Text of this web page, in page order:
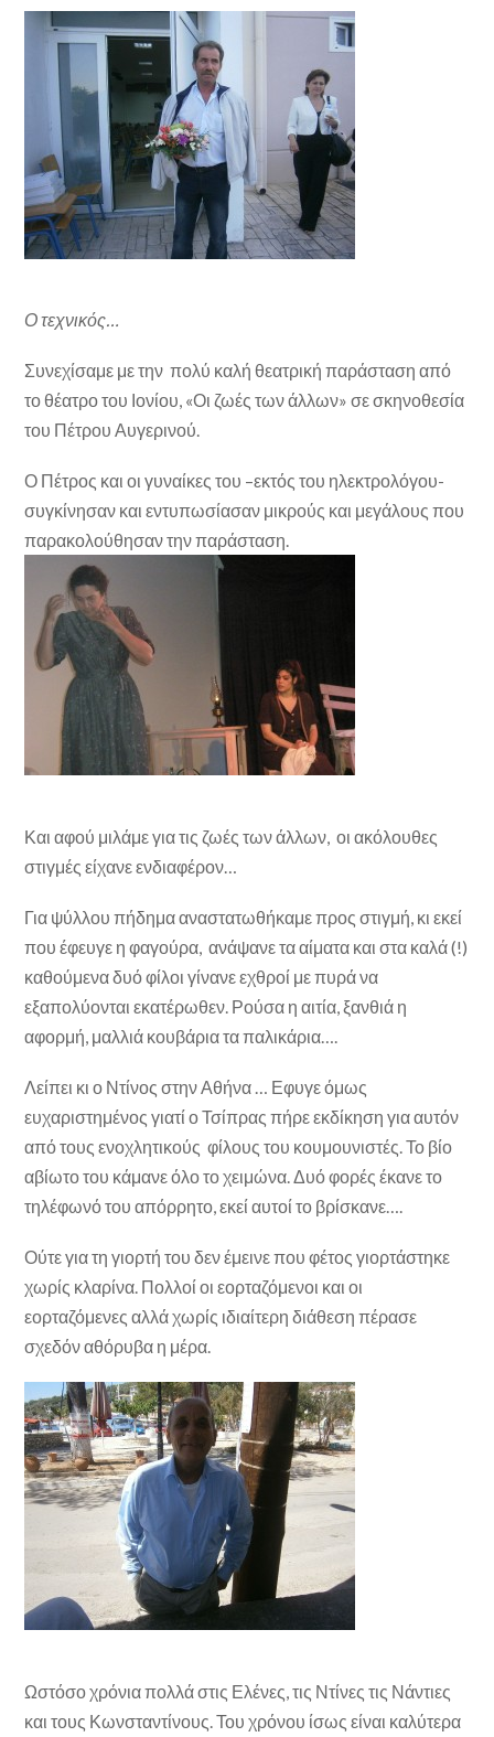
Ο τεχνικός…
Συνεχίσαμε με την πολύ καλή θεατρική παράσταση από
το θέατρο του Ιονίου, «Οι ζωές των άλλων» σε σκηνοθεσία
του Πέτρου Αυγερινού.
Ο Πέτρος και οι γυναίκες του –εκτός του ηλεκτρολόγου-
συγκίνησαν και εντυπωσίασαν μικρούς και μεγάλους που
παρακολούθησαν την παράσταση.
Και αφού μιλάμε για τις ζωές των άλλων, οι ακόλουθες
στιγμές είχανε ενδιαφέρον…
Για ψύλλου πήδημα αναστατωθήκαμε προς στιγμή, κι εκεί
που έφευγε η φαγούρα, ανάψανε τα αίματα και στα καλά (!)
καθούμενα δυό φίλοι γίνανε εχθροί με πυρά να
εξαπολύονται εκατέρωθεν. Ρούσα η αιτία, ξανθιά η
αφορμή, μαλλιά κουβάρια τα παλικάρια….
Λείπει κι ο Ντίνος στην Αθήνα … Εφυγε όμως
ευχαριστημένος γιατί ο Τσίπρας πήρε εκδίκηση για αυτόν
από τους ενοχλητικούς φίλους του κουμουνιστές. Το βίο
αβίωτο του κάμανε όλο το χειμώνα. Δυό φορές έκανε το
τηλέφωνό του απόρρητο, εκεί αυτοί το βρίσκανε….
Ούτε για τη γιορτή του δεν έμεινε που φέτος γιορτάστηκε
χωρίς κλαρίνα. Πολλοί οι εορταζόμενοι και οι
εορταζόμενες αλλά χωρίς ιδιαίτερη διάθεση πέρασε
σχεδόν αθόρυβα η μέρα.
Ωστόσο χρόνια πολλά στις Ελένες, τις Ντίνες τις Νάντιες
και τους Κωνσταντίνους. Του χρόνου ίσως είναι καλύτερα